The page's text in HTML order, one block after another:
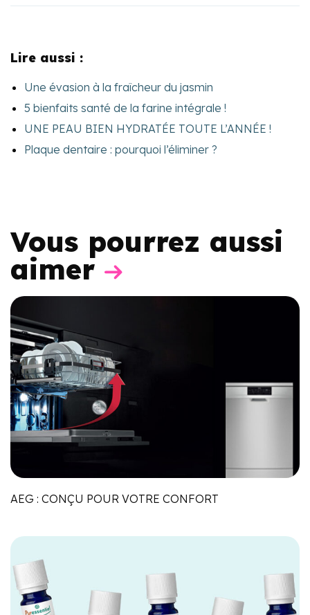
Lire aussi :
Une évasion à la fraîcheur du jasmin
5 bienfaits santé de la farine intégrale !
UNE PEAU BIEN HYDRATÉE TOUTE L’ANNÉE !
Plaque dentaire : pourquoi l’éliminer ?
Vous pourrez aussi
aimer
AEG : CONÇU POUR VOTRE CONFORT